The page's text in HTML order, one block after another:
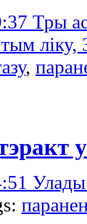
Тры
ліку,
,
у